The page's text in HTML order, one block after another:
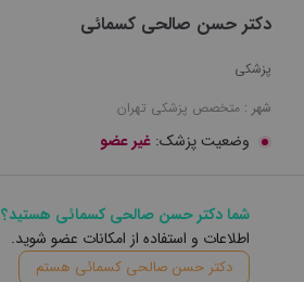
دکتر حسن صالحی کسمائی
پزشکی
شهر : متخصص پزشکی تهران
وضعیت پزشک: غیر عضو
شما دکتر حسن صالحی کسمائی هستید؟
اطلاعات و استفاده از امکانات عضو شوید.
دکتر حسن صالحی کسمائی هستم